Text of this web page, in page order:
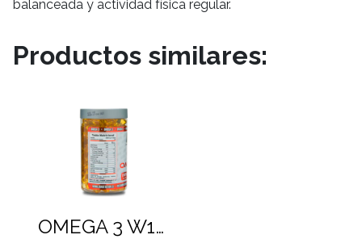
balanceada y actividad física regular.
Productos similares:
OMEGA 3 W1 (180 CAPS)